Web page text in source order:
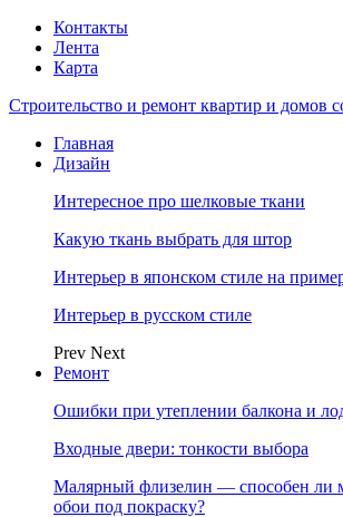
Контакты
Лента
Карта
Строительство и ремонт квартир и домов
Главная
Дизайн
Интересное про шелковые ткани
Какую ткань выбрать для штор
Интерьер в японском стиле на
Интерьер в русском стиле
Prev Next
Ремонт
Ошибки при утеплении балкона и
Входные двери: тонкости выбора
Малярный флизелин — способен ли
обои под покраску?